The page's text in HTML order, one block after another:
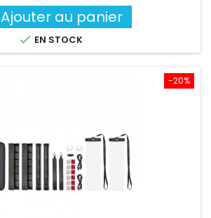
Ajouter au panier
 EN STOCK
-20%